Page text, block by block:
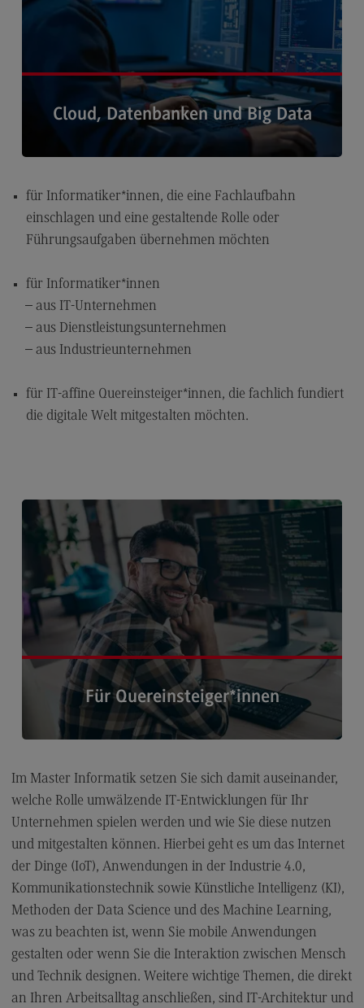
Berufsperspektiven
Marketing and Business Psychology
Marketing and Business Psychology
Kontakt
Maschinenbau
Profil-O-Mat Maschinenbau
(External link)
Rahmenbedingungen
Modulangebot
Kontakt
Modulangebot
Berufsperspektiven
Kontakt
Media and Data-driven Business
Media and Data-driven Business
Modulangebot
Berufsperspektiven
Kontakt
Personalmanagement und
Personalmanagement und
Modulangebot
Berufsperspektiven
Kontakt
Planung und Koordination in der Sozialen Arbeit
Planung und Koordination in der Sozialen Arbeit
Berufsperspektiven
Cloud, Datenbanken und Big Data
Hier erhalten Sie alle Informationen zum Schwerpunkt ›
für Informatiker*innen, die eine Fachlaufbahn
einschlagen und eine gestaltende Rolle oder
Führungsaufgaben übernehmen möchten
für Informatiker*innen
aus IT-Unternehmen
aus Dienstleistungsunternehmen
aus Industrieunternehmen
für IT-affine Quereinsteiger*innen, die fachlich fundiert
die digitale Welt mitgestalten möchten.
Für Quereinsteiger*innen
Informatik für Quereinsteiger*innen ›
Im Master Informatik setzen Sie sich damit auseinander,
welche Rolle umwälzende IT-Entwicklungen für Ihr
Unternehmen spielen werden und wie Sie diese nutzen
und mitgestalten können. Hierbei geht es um das Internet
der Dinge (IoT), Anwendungen in der Industrie 4.0,
Kommunikationstechnik sowie Künstliche Intelligenz (KI),
Methoden der Data Science und des Machine Learning,
was zu beachten ist, wenn Sie mobile Anwendungen
gestalten oder wenn Sie die Interaktion zwischen Mensch
und Technik designen. Weitere wichtige Themen, die direkt
an Ihren Arbeitsalltag anschließen, sind IT-Architektur und